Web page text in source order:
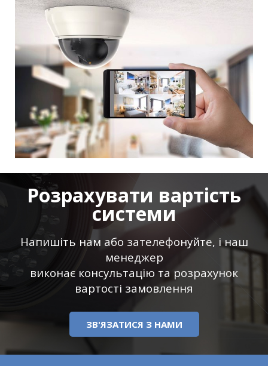
Розрахувати вартість
системи
Напишіть нам або зателефонуйте, і наш
менеджер
виконає консультацію та розрахунок
вартості замовлення
ЗВ'ЯЗАТИСЯ З НАМИ